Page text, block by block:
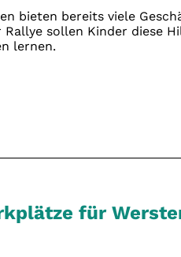
bieten bereits viele
Rallye sollen Kinder diese
lernen.
für